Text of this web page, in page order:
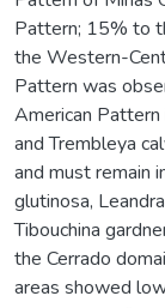
Pattern; 15% to
the Western-
Pattern was
American Pattern
and Trembleya
and must remain
glutinosa,
Tibouchina
the Cerrado
areas showed